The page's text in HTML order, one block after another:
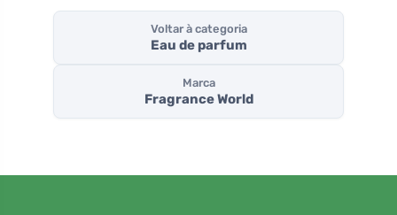
Voltar à categoria
Eau de parfum
Marca
Fragrance World